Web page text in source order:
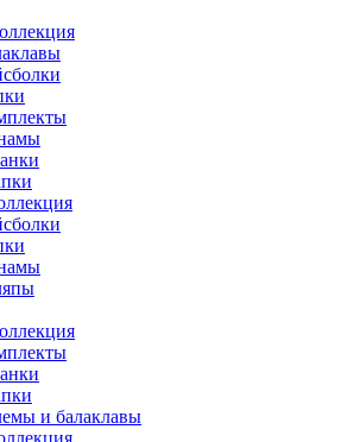
и балаклавы